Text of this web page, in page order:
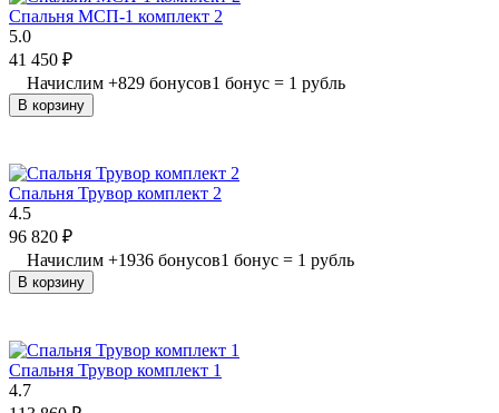
Спальня МСП-1 комплект 2
5.0
41 450 ₽
Начислим +829 бонусов1 бонус = 1 рубль
В корзину
Спальня Трувор комплект 2
4.5
96 820 ₽
Начислим +1936 бонусов1 бонус = 1 рубль
В корзину
Спальня Трувор комплект 1
4.7